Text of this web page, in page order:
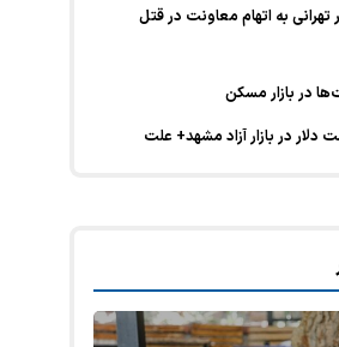
به اتهام معاونت در قتل
در بازار مسکن